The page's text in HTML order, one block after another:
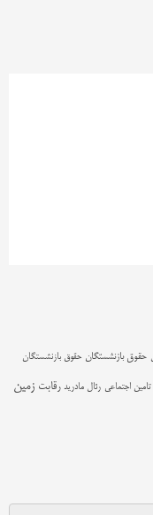
حقوق بازنشستگان حقوق بازنشستگان
اجتماعی رئال مادرید رقابت زمین